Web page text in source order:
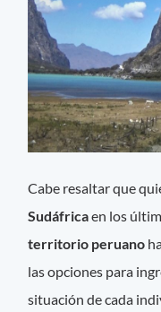
Cabe resaltar que
Sudáfricaen los
territorio peruano
las opciones para
situación de cada